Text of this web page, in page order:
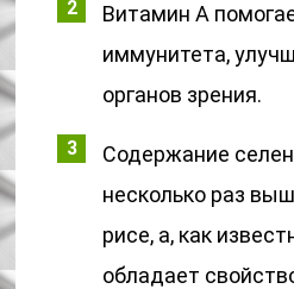
Витамин А
иммунитета,
органов зрения.
Содержание
несколько раз
рисе, а, как
обладает